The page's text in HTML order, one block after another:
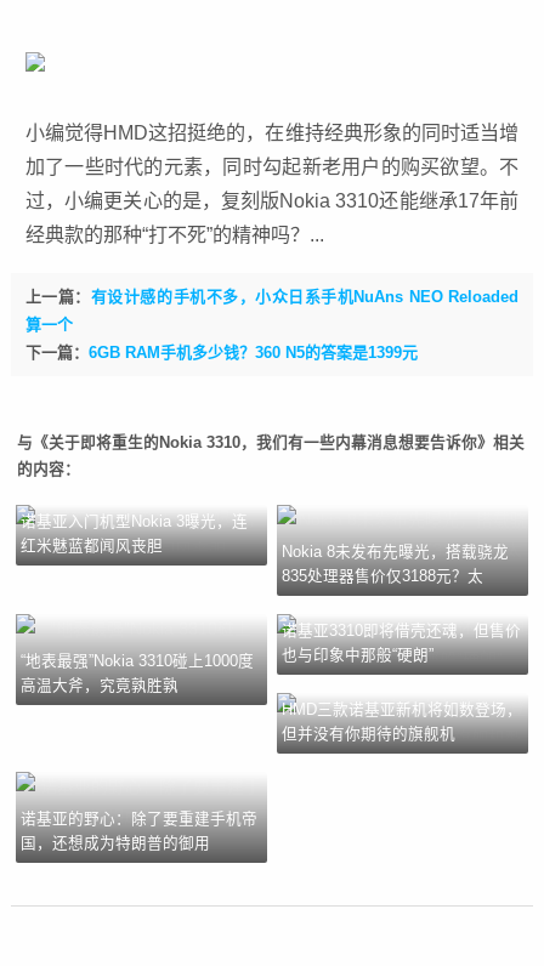
小编觉得HMD这招挺绝的，在维持经典形象的同时适当增
加了一些时代的元素，同时勾起新老用户的购买欲望。不
过，小编更关心的是，复刻版Nokia 3310还能继承17年前
经典款的那种“打不死”的精神吗？...
上一篇： 有设计感的手机不多，小众日系手机NuAns NEO Reloaded
算一个
下一篇： 6GB RAM手机多少钱？360 N5的答案是1399元
与《关于即将重生的Nokia 3310，我们有一些内幕消息想要告诉你》相关
的内容：
诺基亚入门机型Nokia 3曝光，连
红米魅蓝都闻风丧胆
Nokia 8未发布先曝光，搭载骁龙
835处理器售价仅3188元？太
“地表最强”Nokia 3310碰上1000度
高温大斧，究竟孰胜孰
诺基亚3310即将借壳还魂，但售价
也与印象中那般“硬朗”
HMD三款诺基亚新机将如数登场，
但并没有你期待的旗舰机
诺基亚的野心：除了要重建手机帝
国，还想成为特朗普的御用